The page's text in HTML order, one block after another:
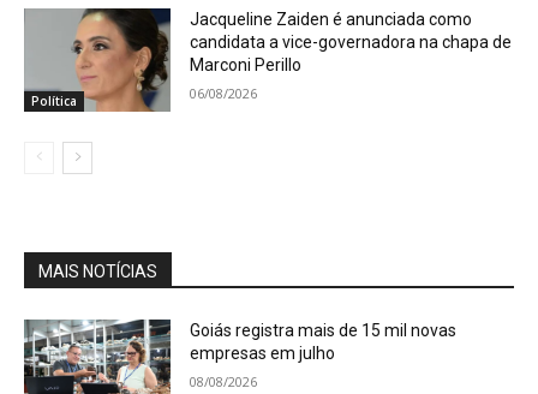
Política
Jacqueline Zaiden é anunciada como
candidata a vice-governadora na chapa de
Marconi Perillo
06/08/2026
MAIS NOTÍCIAS
Goiás registra mais de 15 mil novas
empresas em julho
08/08/2026